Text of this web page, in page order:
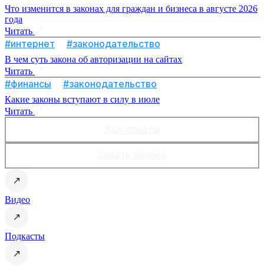
Что изменится в законах для граждан и бизнеса в августе 2026
года
Читать
#интернет #законодательство
В чем суть закона об авторизации на сайтах
Читать
#финансы #законодательство
Какие законы вступают в силу в июле
Читать
Видео
Подкасты